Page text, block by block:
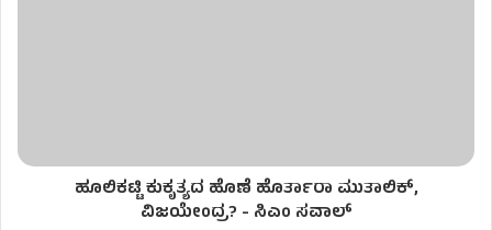
ಹೂಲಿಕಟ್ಟಿ ಕುಕೃತ್ಯದ ಹೊಣೆ ಹೊರ್ತಾರಾ ಮುತಾಲಿಕ್,
ವಿಜಯೇಂದ್ರ? - ಸಿಎಂ ಸವಾಲ್